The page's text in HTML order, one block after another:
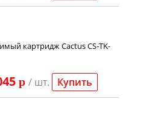
картридж Cactus CS-TK-
p / шт. Купить